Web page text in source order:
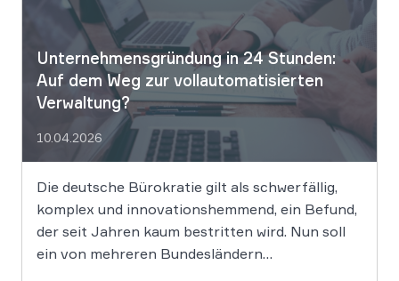
Haftungsrisiken nach dem Allgemeinen
Gleichbehandlungsgesetz. Die fortschreitende
Digitalisierung […]
Unternehmensgründung in 24 Stunden:
Auf dem Weg zur vollautomatisierten
Verwaltung?
10.04.2026
Die deutsche Bürokratie gilt als schwerfällig,
komplex und innovationshemmend, ein Befund,
der seit Jahren kaum bestritten wird. Nun soll
ein von mehreren Bundesländern